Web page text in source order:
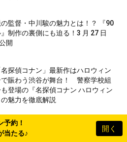
予約！
当たる♪
開く
監督・中川駿の魅力とは！？ 『90
』制作の裏側にも迫る！3 月 27 日
開
探偵コナン」最新作はハロウィン
で賑わう渋谷が舞台！ 警察学校組
も登場の『名探偵コナン ハロウィン
魅力を徹底解説